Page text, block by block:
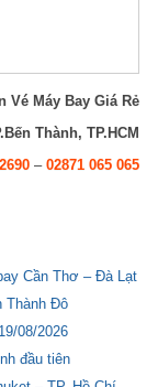
Vé Máy Bay Giá Rẻ
Thành, TP.HCM
– 02871 065 065
Cần Thơ – Đà Lạt
Thành Đô
08/2026
đầu tiên